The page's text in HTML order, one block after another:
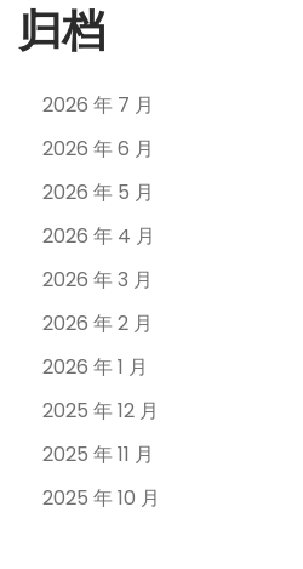
归档
2026 年 7 月
2026 年 6 月
2026 年 5 月
2026 年 4 月
2026 年 3 月
2026 年 2 月
2026 年 1 月
2025 年 12 月
2025 年 11 月
2025 年 10 月